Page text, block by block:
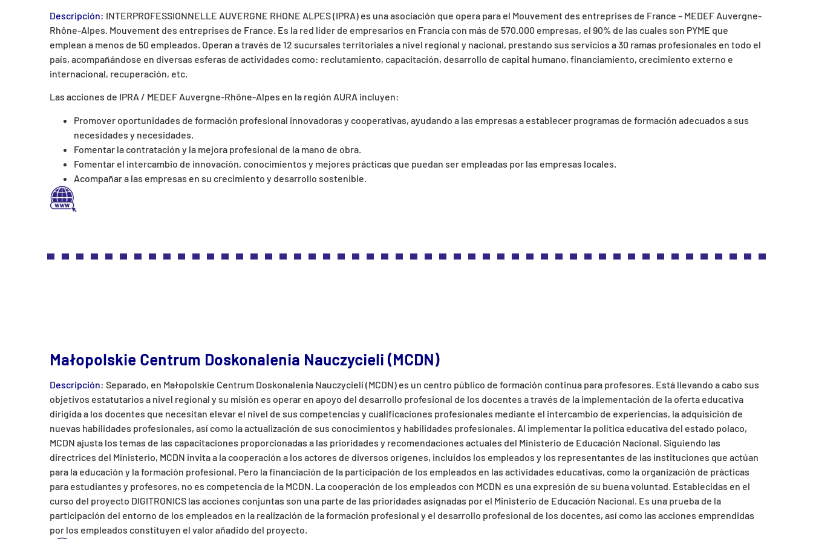
Descripción: INTERPROFESSIONNELLE AUVERGNE RHONE ALPES (IPRA) es una asociación que opera para el Mouvement des entreprises de France – MEDEF Auvergne-
Rhône-Alpes. Mouvement des entreprises de France. Es la red líder de empresarios en Francia con más de 570.000 empresas, el 90% de las cuales son PYME que
emplean a menos de 50 empleados. Operan a través de 12 sucursales territoriales a nivel regional y nacional, prestando sus servicios a 30 ramas profesionales en todo el
país, acompañándose en diversas esferas de actividades como: reclutamiento, capacitación, desarrollo de capital humano, financiamiento, crecimiento externo e
internacional, recuperación, etc.
Las acciones de IPRA / MEDEF Auvergne-Rhône-Alpes en la región AURA incluyen:
Promover oportunidades de formación profesional innovadoras y cooperativas, ayudando a las empresas a establecer programas de formación adecuados a sus
necesidades y necesidades.
Fomentar la contratación y la mejora profesional de la mano de obra.
Fomentar el intercambio de innovación, conocimientos y mejores prácticas que puedan ser empleadas por las empresas locales.
Acompañar a las empresas en su crecimiento y desarrollo sostenible.
Małopolskie Centrum Doskonalenia Nauczycieli (MCDN)
Descripción: Separado, en Małopolskie Centrum Doskonalenia Nauczycieli (MCDN) es un centro público de formación continua para profesores. Está llevando a cabo sus
objetivos estatutarios a nivel regional y su misión es operar en apoyo del desarrollo profesional de los docentes a través de la implementación de la oferta educativa
dirigida a los docentes que necesitan elevar el nivel de sus competencias y cualificaciones profesionales mediante el intercambio de experiencias, la adquisición de
nuevas habilidades profesionales, así como la actualización de sus conocimientos y habilidades profesionales. Al implementar la política educativa del estado polaco,
MCDN ajusta los temas de las capacitaciones proporcionadas a las prioridades y recomendaciones actuales del Ministerio de Educación Nacional. Siguiendo las
directrices del Ministerio, MCDN invita a la cooperación a los actores de diversos orígenes, incluidos los empleados y los representantes de las instituciones que actúan
para la educación y la formación profesional. Pero la financiación de la participación de los empleados en las actividades educativas, como la organización de prácticas
para estudiantes y profesores, no es competencia de la MCDN. La cooperación de los empleados con MCDN es una expresión de su buena voluntad. Establecidas en el
curso del proyecto DIGITRONICS las acciones conjuntas son una parte de las prioridades asignadas por el Ministerio de Educación Nacional. Es una prueba de la
participación del entorno de los empleados en la realización de la formación profesional y el desarrollo profesional de los docentes, así como las acciones emprendidas
por los empleados constituyen el valor añadido del proyecto.